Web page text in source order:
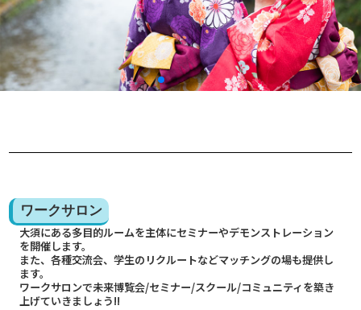
ワークサロン
大須にある多目的ルームを主体にセミナーやデモンストレーション
を開催します。
また、各種交流会、学生のリクルートなどマッチングの場も提供し
ます。
ワークサロンで未来博覧会/セミナー/スクール/コミュニティを築き
上げていきましょう!!